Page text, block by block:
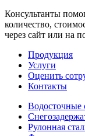
Консультанты
количество,
через сайт или на
Продукция
Услуги
Оценить
Контакты
Водосточные
Рулонная